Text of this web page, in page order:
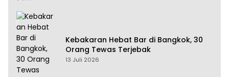
Kebakaran Hebat Bar di Bangkok, 30
Orang Tewas Terjebak
13 Juli 2026